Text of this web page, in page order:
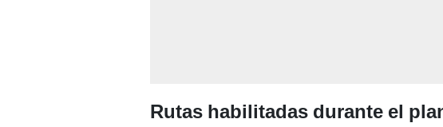
Rutas habilitadas durante el